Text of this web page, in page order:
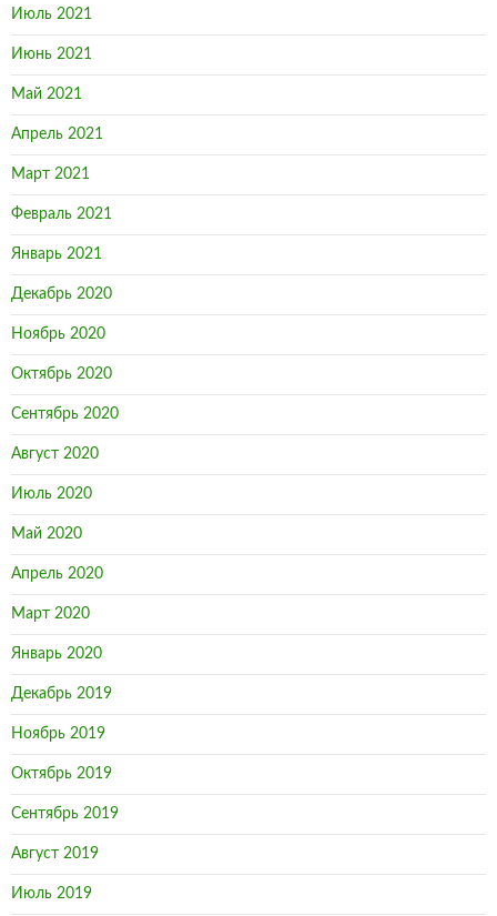
Июль 2021
Июнь 2021
Май 2021
Апрель 2021
Март 2021
Февраль 2021
Январь 2021
Декабрь 2020
Ноябрь 2020
Октябрь 2020
Сентябрь 2020
Август 2020
Июль 2020
Май 2020
Апрель 2020
Март 2020
Январь 2020
Декабрь 2019
Ноябрь 2019
Октябрь 2019
Сентябрь 2019
Август 2019
Июль 2019